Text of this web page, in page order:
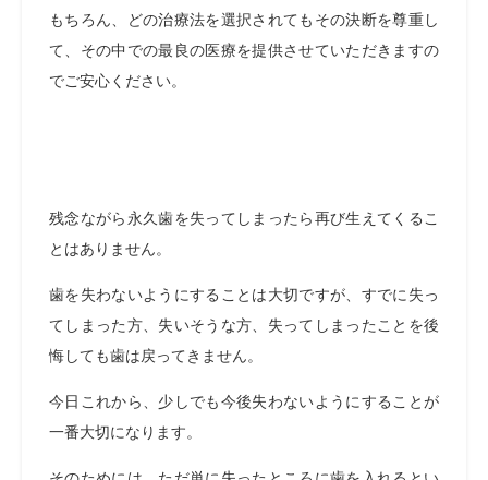
もちろん、どの治療法を選択されてもその決断を尊重し
て、その中での最良の医療を提供させていただきますの
でご安心ください。
残念ながら永久歯を失ってしまったら再び生えてくるこ
とはありません。
歯を失わないようにすることは大切ですが、すでに失っ
てしまった方、失いそうな方、失ってしまったことを後
悔しても歯は戻ってきません。
今日これから、少しでも今後失わないようにすることが
一番大切になります。